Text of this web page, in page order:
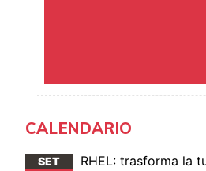
CALENDARIO
SET
RHEL: trasforma la